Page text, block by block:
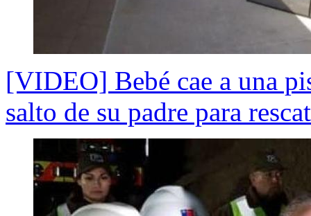
[VIDEO] Bebé cae a una
salto de su padre para